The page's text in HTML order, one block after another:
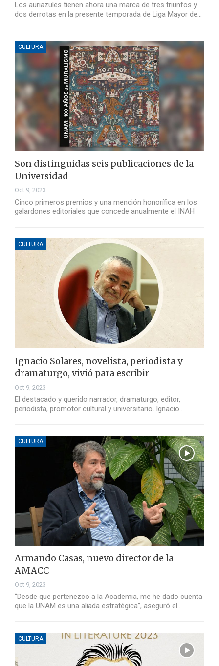
Los auriazules tienen ahora una marca de tres triunfos y
dos derrotas en la presente temporada de Liga Mayor de…
CULTURA
Son distinguidas seis publicaciones de la
Universidad
Oct 9, 2023
Cinco primeros premios y una mención honorífica en los
galardones editoriales que concede anualmente el INAH
CULTURA
Ignacio Solares, novelista, periodista y
dramaturgo, vivió para escribir
Oct 9, 2023
El destacado y querido narrador, dramaturgo, editor,
periodista, promotor cultural y universitario, Ignacio…
CULTURA
Armando Casas, nuevo director de la
AMACC
Oct 9, 2023
“Desde que pertenezco a la Academia, me he dado cuenta
que la UNAM es una aliada estratégica”, aseguró el…
CULTURA